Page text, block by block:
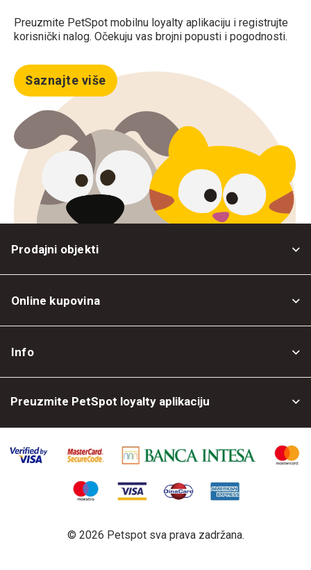
Preuzmite PetSpot mobilnu loyalty aplikaciju i registrujte
korisnički nalog. Očekuju vas brojni popusti i pogodnosti.
Saznajte više
Prodajni objekti
Online kupovina
Info
Preuzmite PetSpot loyalty aplikaciju
© 2026 Petspot sva prava zadržana.